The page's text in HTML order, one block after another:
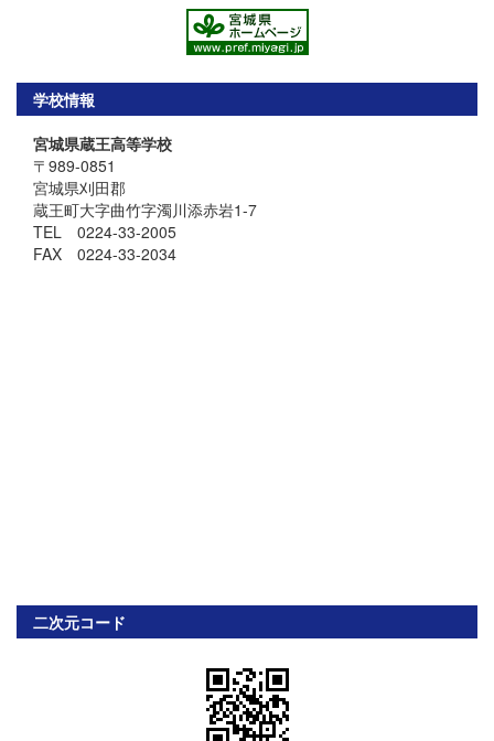
学校情報
宮城県蔵王高等学校
〒989-0851
宮城県刈田郡
蔵王町大字曲竹字濁川添赤岩1-7
TEL 0224-33-2005
FAX 0224-33-2034
二次元コード